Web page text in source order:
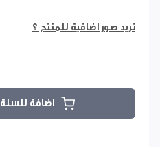
تريد صور اضافية للمنتج ؟
اضافة للسلة